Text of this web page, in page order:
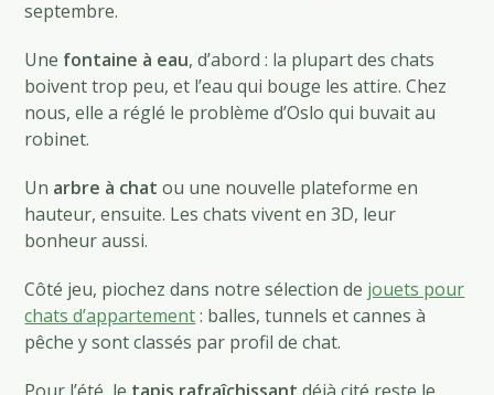
septembre.
Une fontaine à eau, d’abord : la plupart des chats
boivent trop peu, et l’eau qui bouge les attire. Chez
nous, elle a réglé le problème d’Oslo qui buvait au
robinet.
Un arbre à chat ou une nouvelle plateforme en
hauteur, ensuite. Les chats vivent en 3D, leur
bonheur aussi.
Côté jeu, piochez dans notre sélection de jouets pour
chats d’appartement: balles, tunnels et cannes à
pêche y sont classés par profil de chat.